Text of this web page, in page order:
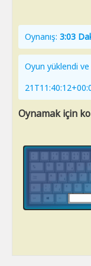
Oynanış: 3:03
Oyun yüklendi
Oynamak için